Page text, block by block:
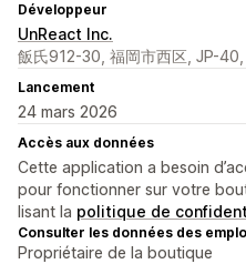
Développeur
UnReact Inc.
飯氏912-30, 福岡市西区, JP-
Lancement
24 mars 2026
Accès aux données
Cette application a besoin
pour fonctionner sur votre
lisant la politique de
Consulter les données des
Propriétaire de la boutique